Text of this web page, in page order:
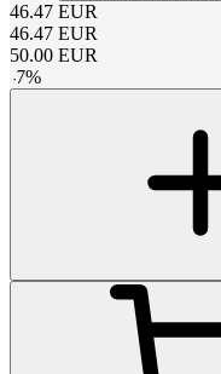
46.47 EUR
46.47 EUR
50.00 EUR
-7%